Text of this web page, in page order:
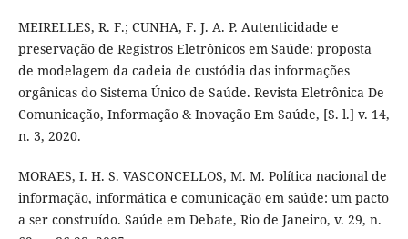
MEIRELLES, R. F.; CUNHA, F. J. A. P. Autenticidade e
preservação de Registros Eletrônicos em Saúde: proposta
de modelagem da cadeia de custódia das informações
orgânicas do Sistema Único de Saúde. Revista Eletrônica De
Comunicação, Informação & Inovação Em Saúde, [S. l.] v. 14,
n. 3, 2020.
MORAES, I. H. S. VASCONCELLOS, M. M. Política nacional de
informação, informática e comunicação em saúde: um pacto
a ser construído. Saúde em Debate, Rio de Janeiro, v. 29, n.